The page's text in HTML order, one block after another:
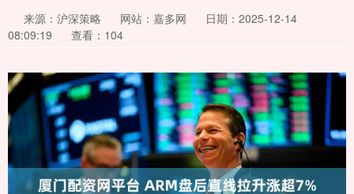
来源：沪深策略 网站：嘉多网
日期：2025-12-14
08:09:19
查看：104